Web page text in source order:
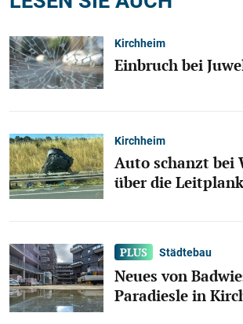
Kirchheim
Einbruch bei
Kirchheim
Auto schanzt bei
über die
Städtebau
Neues von
Paradiesle in